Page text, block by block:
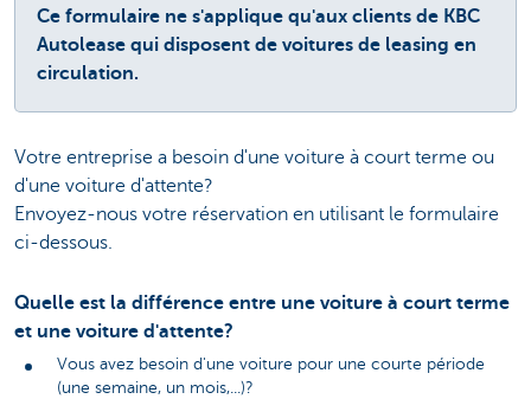
Ce formulaire ne s'applique qu'aux clients de KBC
Autolease qui disposent de voitures de leasing en
circulation.
Votre entreprise a besoin d'une voiture à court terme ou
d'une voiture d'attente?
Envoyez-nous votre réservation en utilisant le formulaire
ci-dessous.
Quelle est la différence entre une voiture à court terme
et une voiture d'attente?
Vous avez besoin d'une voiture pour une courte période
(une semaine, un mois,...)?